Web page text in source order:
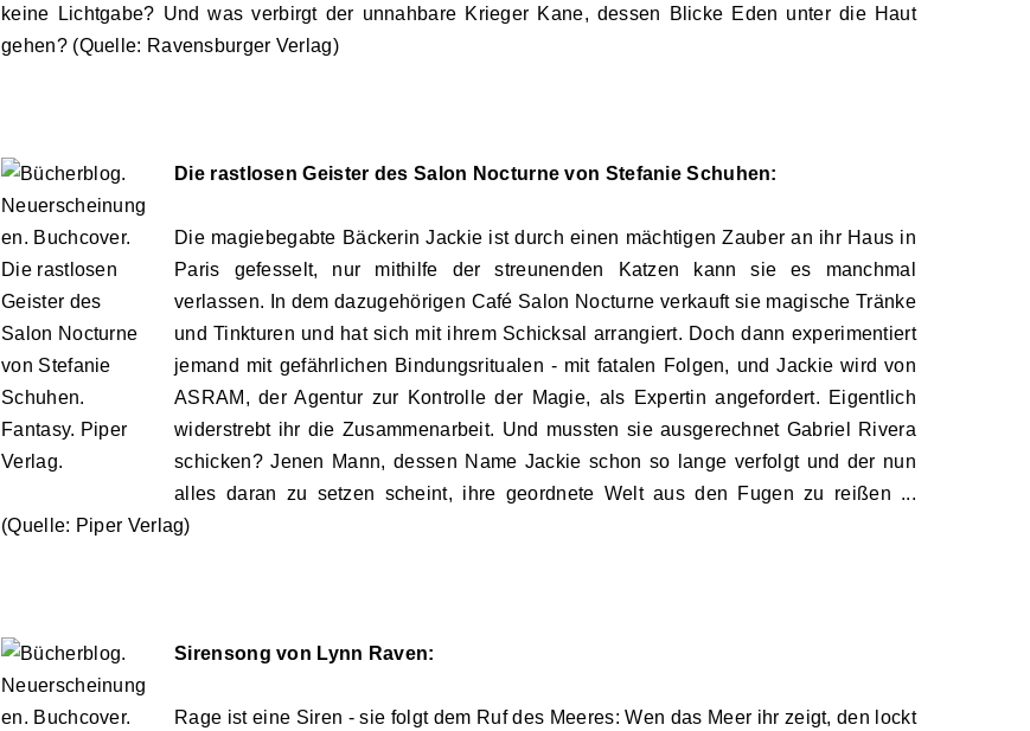
keine Lichtgabe? Und was verbirgt der unnahbare Krieger Kane, dessen Blicke Eden unter die Haut
gehen? (Quelle: Ravensburger Verlag)
Die rastlosen Geister des Salon Nocturne von Stefanie Schuhen:
Die magiebegabte Bäckerin Jackie ist durch einen mächtigen Zauber an ihr Haus in
Paris gefesselt, nur mithilfe der streunenden Katzen kann sie es manchmal
verlassen. In dem dazugehörigen Café Salon Nocturne verkauft sie magische Tränke
und Tinkturen und hat sich mit ihrem Schicksal arrangiert. Doch dann experimentiert
jemand mit gefährlichen Bindungsritualen - mit fatalen Folgen, und Jackie wird von
ASRAM, der Agentur zur Kontrolle der Magie, als Expertin angefordert. Eigentlich
widerstrebt ihr die Zusammenarbeit. Und mussten sie ausgerechnet Gabriel Rivera
schicken? Jenen Mann, dessen Name Jackie schon so lange verfolgt und der nun
alles daran zu setzen scheint, ihre geordnete Welt aus den Fugen zu reißen ...
(Quelle: Piper Verlag)
Sirensong von Lynn Raven:
Rage ist eine Siren - sie folgt dem Ruf des Meeres: Wen das Meer ihr zeigt, den lockt